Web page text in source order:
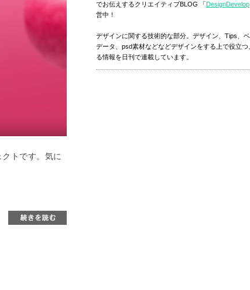
トです。気に
でお伝えするクリエイティブBLOG 「DesignDevelop
営中！
デザインに関する技術的な部分。デザイン、Tips、
データ、psd素材などなどデザインをする上で役立つ
る情報を日刊で連載しています。